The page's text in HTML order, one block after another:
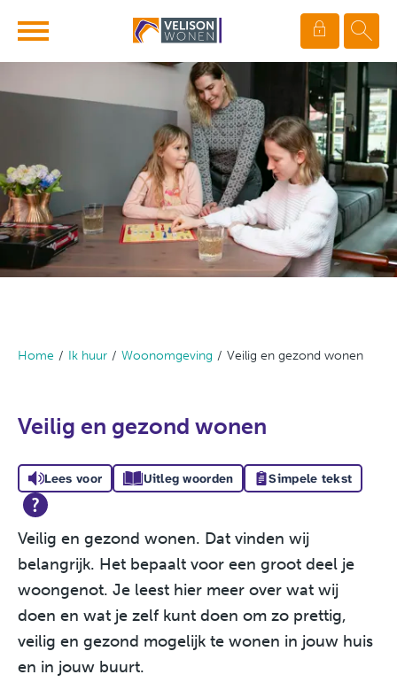
Naar hoofdnavigatiemenu
Naar de homepage
Ga naar Hoofd
Home Ik huur Woonomgeving Veilig en gezond wonen
Veilig en gezond wonen
Lees voor Uitleg woorden Simpele tekst
Veilig en gezond wonen. Dat vinden wij
belangrijk. Het bepaalt voor een groot deel je
woongenot. Je leest hier meer over wat wij
doen en wat je zelf kunt doen om zo prettig,
veilig en gezond mogelijk te wonen in jouw huis
en in jouw buurt.